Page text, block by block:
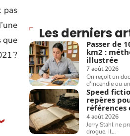
pas
que
?
Les derniers
Passer de
km2 :
illustrée
7 août 2026
On reçoit un
d'incendie ou
Speed
repères
références
4 août 2026
Jerry Stahl ne
drogue. Il…